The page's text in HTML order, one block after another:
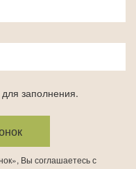
заполнения.
Вы соглашаетесь с